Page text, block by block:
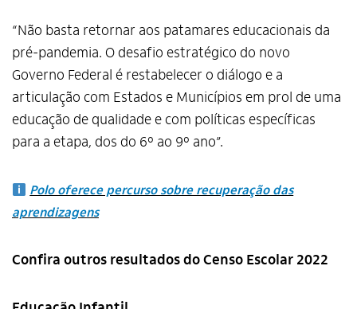
“Não basta retornar aos patamares educacionais da
pré-pandemia. O desafio estratégico do novo
Governo Federal é restabelecer o diálogo e a
articulação com Estados e Municípios em prol de uma
educação de qualidade e com políticas específicas
para a etapa, dos do 6º ao 9º ano”.
Polo oferece percurso sobre recuperação das
aprendizagens
Confira outros resultados do Censo Escolar 2022